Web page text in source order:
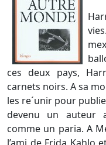
ces deux pays,
carnets noirs. A sa
les re´unir pour
devenu un auteur
comme un paria. A